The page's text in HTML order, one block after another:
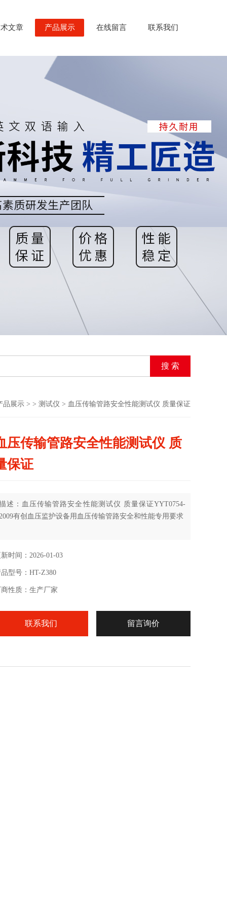
文章 产品展示 在线留言 联系我们
品展示 > > 测试仪 > 血压传输管路安全性能测试仪 质量保证
压传输管路安全性能测试仪 质
保证
述：血压传输管路安全性能测试仪 质量保证YYT0754-
有创血压监护设备用血压传输管路安全和性能专用要求
时间：2026-01-03
型号：HT-Z380
性质：生产厂家
联系我们 留言询价